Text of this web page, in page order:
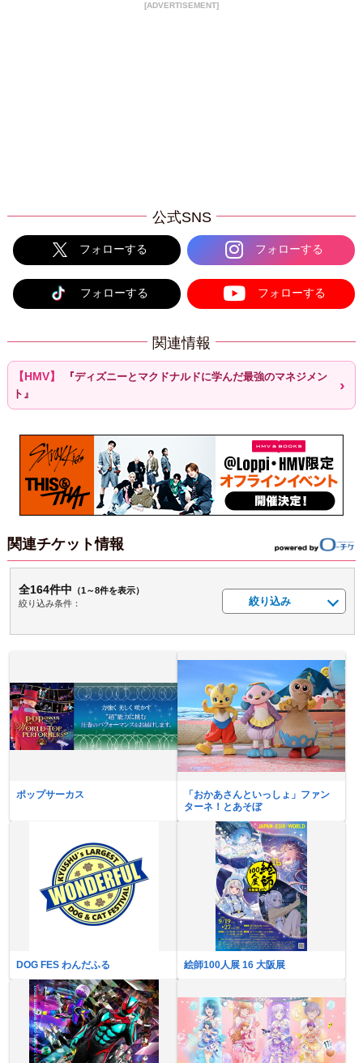
[ADVERTISEMENT]
公式SNS
フォローする フォローする
フォローする フォローする
関連情報
『ディズニーとマクドナルドに学んだ最強のマネジメン
ト』
関連チケット情報
全164件中 （1～8件を表示）
絞り込み条件：
絞り込み
ポップサーカス
「おかあさんといっしょ」ファン
ターネ！とあそぼ
DOG FES わんだふる 絵師100人展 16 大阪展